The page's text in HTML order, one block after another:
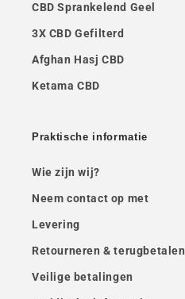
CBD Sprankelend Geel
3X CBD Gefilterd
Afghan Hasj CBD
Ketama CBD
Praktische informatie
Wie zijn wij?
Neem contact op met
Levering
Retourneren & terugbetalen
Veilige betalingen